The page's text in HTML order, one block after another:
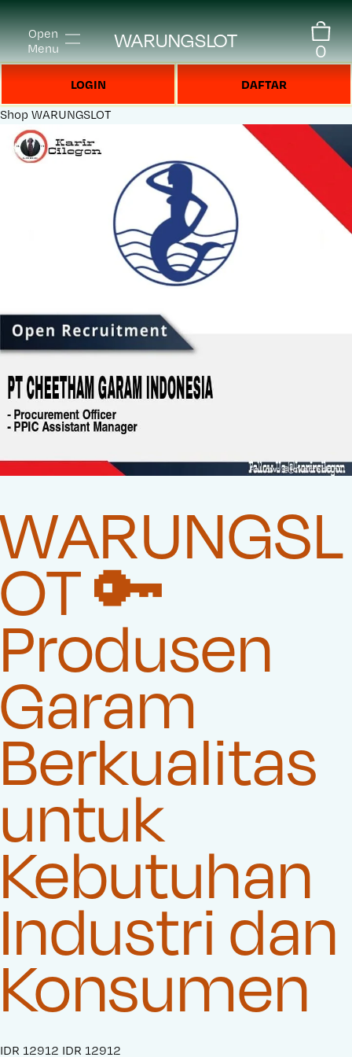
Open
Menu
WARUNGSLOT 0
LOGIN DAFTAR
Shop WARUNGSLOT
WARUNGSL
OT 🔑
Produsen
Garam
Berkualitas
untuk
Kebutuhan
Industri dan
Konsumen
S
IDR 12912 O
IDR 12912